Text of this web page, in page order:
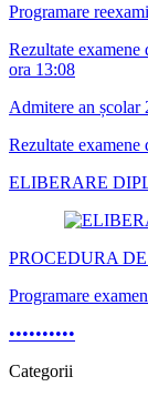
Programare
Rezultate
ora 13:08
Admitere an școlar
Rezultate
ELIBERARE
PROCEDURA
Programare
••••••••••
Categorii